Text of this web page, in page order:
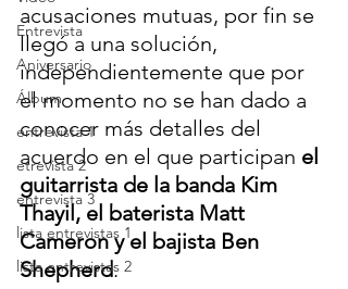
Entrevista
Aniversario
Álbum
entrevista 1
etrevista 2
entrevista 3
lista entrevistas 1
lista entrevistas 2
acusaciones mutuas, por fin se
llegó a una solución,
independientemente que por
el momento no se han dado a
conocer más detalles del
acuerdo en el que participan el
guitarrista de la banda Kim
Thayil, el baterista Matt
Cameron y el bajista Ben
Shepherd.